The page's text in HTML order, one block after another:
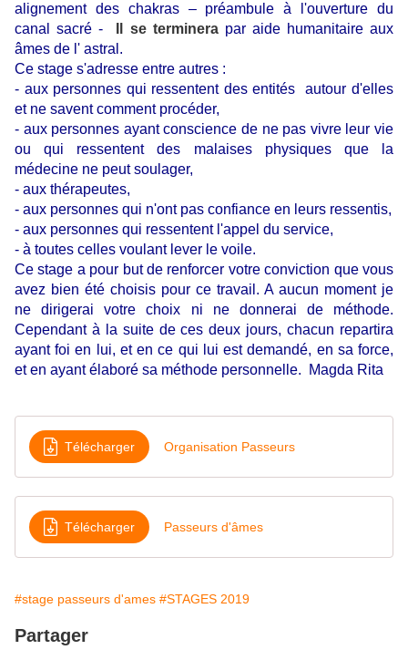
alignement des chakras – préambule à l'ouverture du
canal sacré -
Il se terminera par aide humanitaire aux
âmes de l' astral.
Ce stage s'adresse entre autres :
- aux personnes qui ressentent des entités autour d'elles
et ne savent comment procéder,
- aux personnes ayant conscience de ne pas vivre leur vie
ou qui ressentent des malaises physiques que la
médecine ne peut soulager,
- aux thérapeutes,
- aux personnes qui n'ont pas confiance en leurs ressentis,
- aux personnes qui ressentent l'appel du service,
- à toutes celles voulant lever le voile.
Ce stage a pour but de renforcer votre conviction que vous
avez bien été choisis pour ce travail. A aucun moment je
ne dirigerai votre choix ni ne donnerai de méthode.
Cependant à la suite de ces deux jours, chacun repartira
ayant foi en lui, et en ce qui lui est demandé, en sa force,
et en ayant élaboré sa méthode personnelle. Magda Rita
Télécharger Organisation Passeurs
Télécharger Passeurs d'âmes
#stage passeurs d'ames #STAGES 2019
Partager